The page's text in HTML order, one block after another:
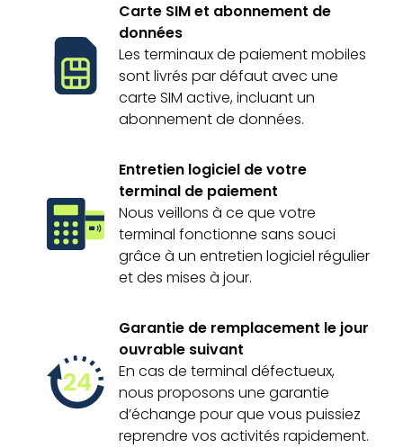
Carte SIM et abonnement de
données
Les terminaux de paiement mobiles
sont livrés par défaut avec une
carte SIM active, incluant un
abonnement de données.
Entretien logiciel de votre
terminal de paiement
Nous veillons à ce que votre
terminal fonctionne sans souci
grâce à un entretien logiciel régulier
et des mises à jour.
24
Garantie de remplacement le jour
ouvrable suivant
En cas de terminal défectueux,
nous proposons une garantie
d’échange pour que vous puissiez
reprendre vos activités rapidement.